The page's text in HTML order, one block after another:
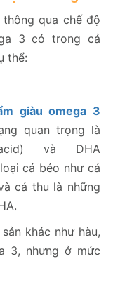
qua chế độ
3 có trong cả
thể:
giàu omega 3
quan trọng là
acid) và DHA
cá béo như cá
cá thu là những
khác như hàu,
3, nhưng ở mức